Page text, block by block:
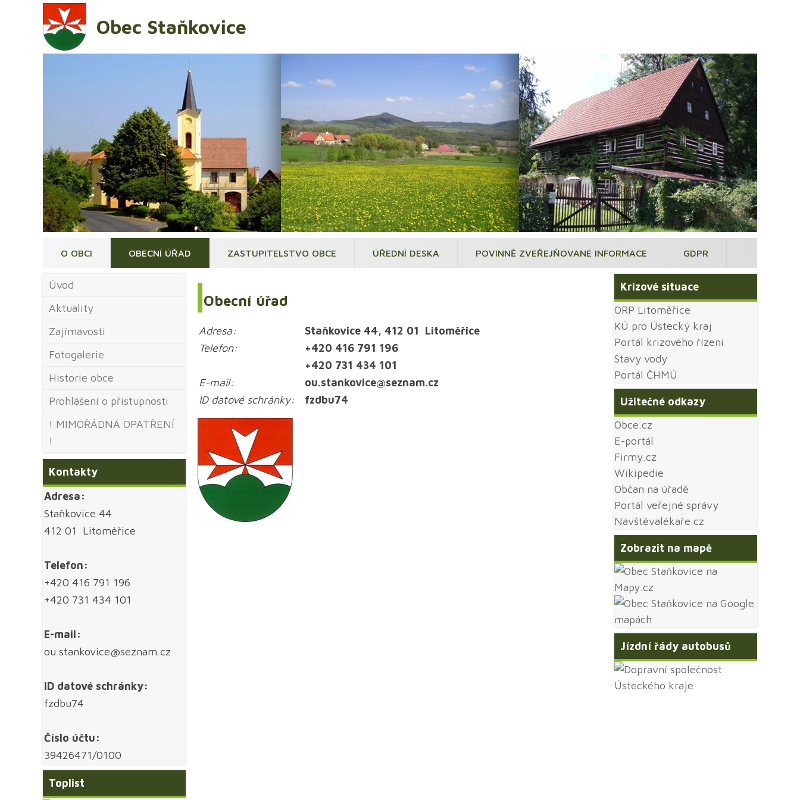
Obec Staňkovice
O OBCI OBECNÍ ÚŘAD ZASTUPITELSTVO OBCE ÚŘEDNÍ DESKA POVINNĚ ZVEŘEJŇOVANÉ INFORMACE GDPR
Úvod
Aktuality
Zajímavosti
Fotogalerie
Historie obce
Prohlášení o přístupnosti
! MIMOŘÁDNÁ OPATŘENÍ
!
Kontakty
Adresa:
Staňkovice 44
412 01 Litoměřice
Telefon:
+420 416 791 196
+420 731 434 101
E-mail:
ou.stankovice@seznam.cz
ID datové schránky:
fzdbu74
Číslo účtu:
39426471/0100
Toplist
Obecní úřad
Adresa:
Staňkovice 44, 412 01 Litoměřice
Telefon:
+420 416 791 196
+420 731 434 101
E-mail:
ou.stankovice@seznam.cz
ID datové schránky:
fzdbu74
Krizové situace
ORP Litoměřice
KÚ pro Ústecký kraj
Portál krizového řízení
Stavy vody
Portál ČHMÚ
Užitečné odkazy
Obce.cz
E-portál
Firmy.cz
Wikipedie
Občan na úřadě
Portál veřejné správy
Návštěvalékaře.cz
Zobrazit na mapě
Jízdní řády autobusů